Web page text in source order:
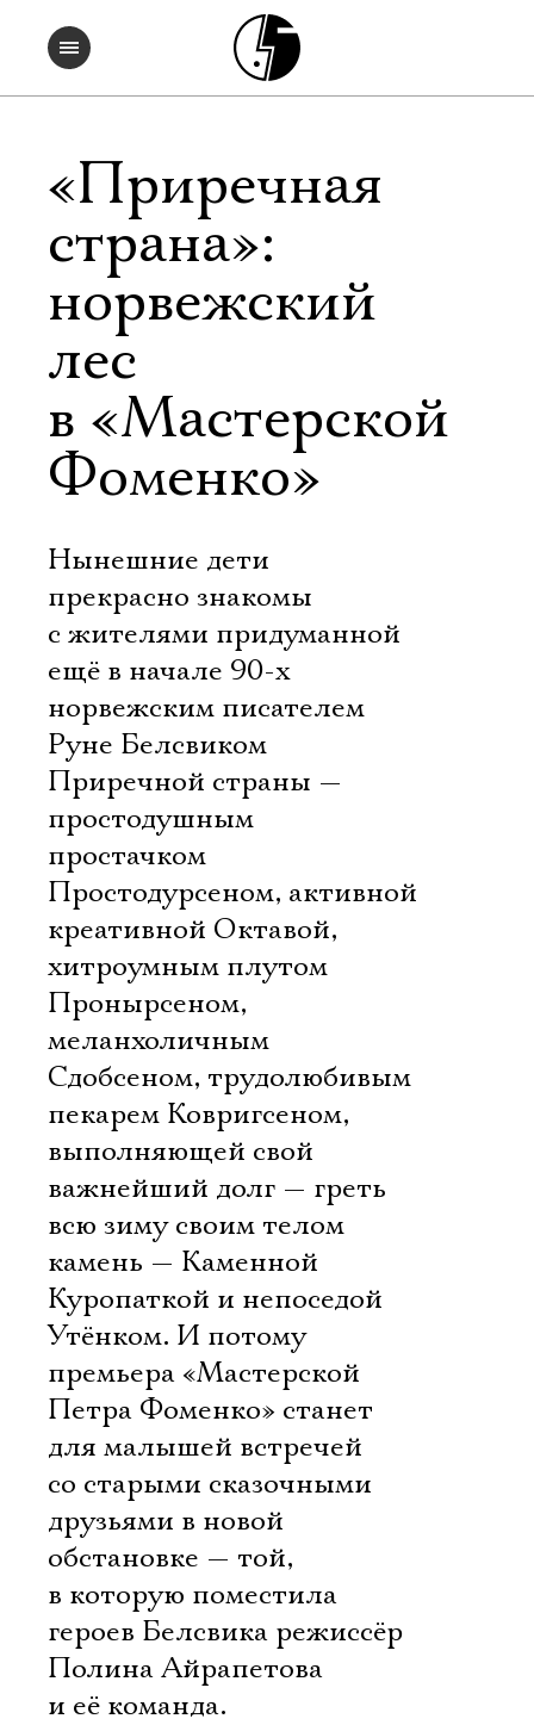
«Приречная
страна»:
норвежский
лес
в «Мастерской
Фоменко»
Нынешние дети
прекрасно знакомы
с жителями придуманной
ещё в начале 90-х
норвежским писателем
Руне Белсвиком
Приречной страны —
простодушным
простачком
Простодурсеном, активной
креативной Октавой,
хитроумным плутом
Пронырсеном,
меланхоличным
Сдобсеном, трудолюбивым
пекарем Ковригсеном,
выполняющей свой
важнейший долг — греть
всю зиму своим телом
камень — Каменной
Куропаткой и непоседой
Утёнком. И потому
премьера «Мастерской
Петра Фоменко» станет
для малышей встречей
со старыми сказочными
друзьями в новой
обстановке — той,
в которую поместила
героев Белсвика режиссёр
Полина Айрапетова
и её команда.